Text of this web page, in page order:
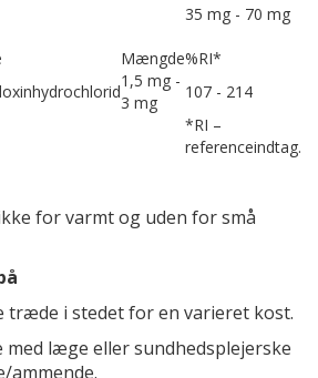
35 mg - 70 mg
Mængde%RI*
1,5 mg -
3 mg
107 - 214
*RI –
referenceindtag.
for varmt og uden for små
træde i stedet for en varieret kost.
læge eller sundhedsplejerske
ammende.